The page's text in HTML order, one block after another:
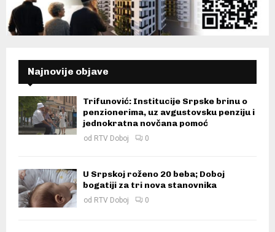
Najnovije objave
Trifunović: Institucije Srpske brinu o
penzionerima, uz avgustovsku penziju i
jednokratna novčana pomoć
od RTV Doboj 0
U Srpskoj roženo 20 beba; Doboj
bogatiji za tri nova stanovnika
od RTV Doboj 0